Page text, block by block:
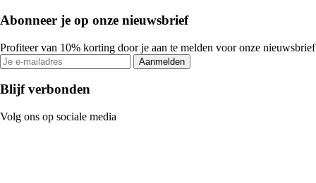
Abonneer je op onze nieuwsbrief
Profiteer van 10% korting door je aan te melden voor onze nieuwsbrief
Aanmelden
Blijf verbonden
Volg ons op sociale media